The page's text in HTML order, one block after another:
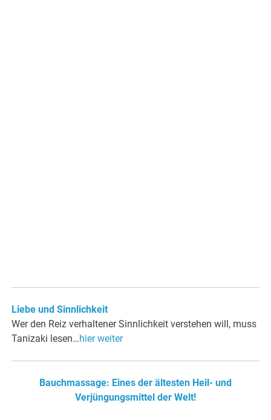
Liebe und Sinnlichkeit
Wer den Reiz verhaltener Sinnlichkeit verstehen will, muss
Tanizaki lesen…hier weiter
Bauchmassage: Eines der ältesten Heil- und
Verjüngungsmittel der Welt!